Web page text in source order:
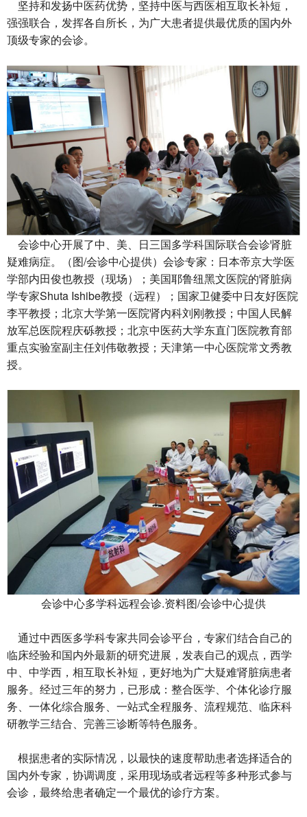
坚持和发扬中医药优势，坚持中医与西医相互取长补短，
强强联合，发挥各自所长，为广大患者提供最优质的国内外
顶级专家的会诊。
会诊中心开展了中、美、日三国多学科国际联合会诊肾脏
疑难病症。（图/会诊中心提供）会诊专家：日本帝京大学医
学部内田俊也教授（现场）；美国耶鲁纽黑文医院的肾脏病
学专家Shuta Ishibe教授（远程）；国家卫健委中日友好医院
李平教授；北京大学第一医院肾内科刘刚教授；中国人民解
放军总医院程庆砾教授；北京中医药大学东直门医院教育部
重点实验室副主任刘伟敬教授；天津第一中心医院常文秀教
授。
会诊中心多学科远程会诊.资料图/会诊中心提供
通过中西医多学科专家共同会诊平台，专家们结合自己的
临床经验和国内外最新的研究进展，发表自己的观点，西学
中、中学西，相互取长补短，更好地为广大疑难肾脏病患者
服务。经过三年的努力，已形成：整合医学、个体化诊疗服
务、一体化综合服务、一站式全程服务、流程规范、临床科
研教学三结合、完善三诊断等特色服务。
根据患者的实际情况，以最快的速度帮助患者选择适合的
国内外专家，协调调度，采用现场或者远程等多种形式参与
会诊，最终给患者确定一个最优的诊疗方案。